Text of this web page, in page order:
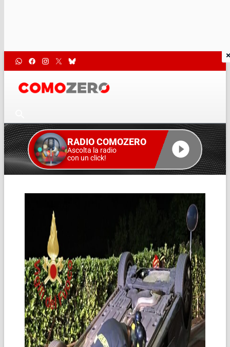
RADIO COMOZERO
Ascolta la radio
con un click!